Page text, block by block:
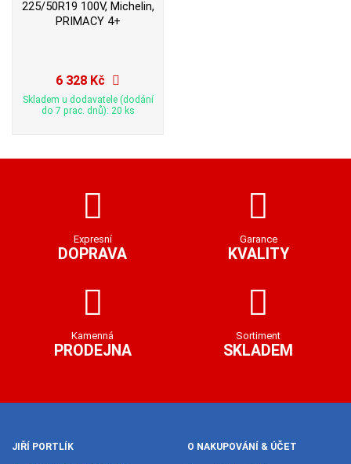
225/50R19 100V, Michelin,
PRIMACY 4+
6 328 Kč
Skladem u dodavatele (dodání
do 7 prac. dnů): 20 ks
Expresní
DOPRAVA
Garance
KVALITY
Kamenná
PRODEJNA
Sortiment
SKLADEM
JIŘÍ PORTLÍK O NAKUPOVÁNÍ & ÚČET